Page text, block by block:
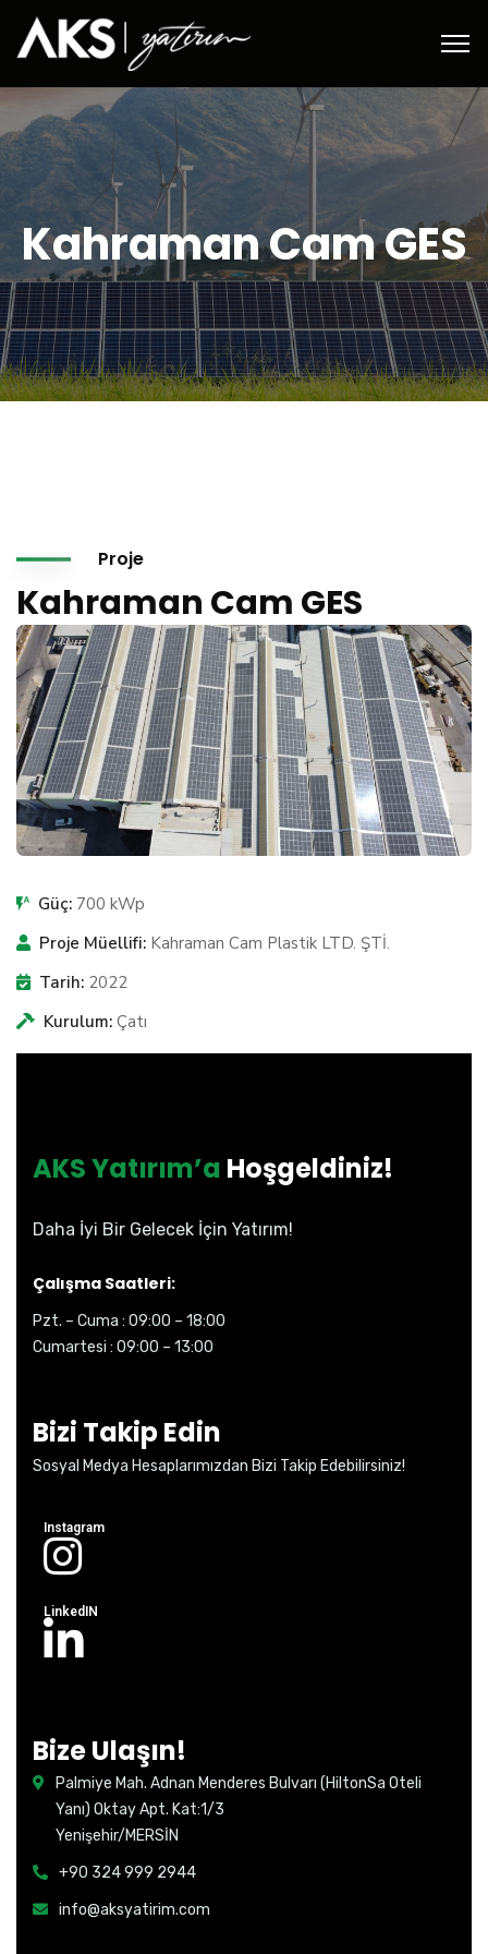
Kahraman Cam GES
Proje
Kahraman Cam GES
Güç: 700 kWp
Proje Müellifi: Kahraman Cam Plastik LTD. ŞTİ.
Tarih: 2022
Kurulum: Çatı
AKS Yatırım’a Hoşgeldiniz!
Daha İyi Bir Gelecek İçin Yatırım!
Çalışma Saatleri:
Pzt. – Cuma : 09:00 – 18:00
Cumartesi : 09:00 – 13:00
Bizi Takip Edin
Sosyal Medya Hesaplarımızdan Bizi Takip Edebilirsiniz!
Instagram
LinkedIN
Bize Ulaşın!
Palmiye Mah. Adnan Menderes Bulvarı (HiltonSa Oteli
Yanı) Oktay Apt. Kat:1/3
Yenişehir/MERSİN
+90 324 999 2944
info@aksyatirim.com